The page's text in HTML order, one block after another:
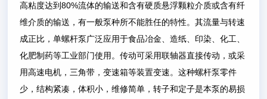
高粘度达到80%流体的输送和含有硬质悬浮颗粒介质或含有纤
维介质的输送，有一般泵种所不能胜任的特性。其流量与转速
成正比，单螺杆泵广泛应用于食品冶金、造纸、印染、化工、
化肥制药等工业部门使用。传动可采用联轴器直接传动，或采
用高速电机，三角带，变速箱等装置变速。这种螺杆泵零件
少，结构紧凑，体积小，维修简单，转子和定子是本泵的易损